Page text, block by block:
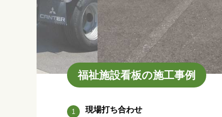
福祉施設看板の施工事例
現場打ち合わせ